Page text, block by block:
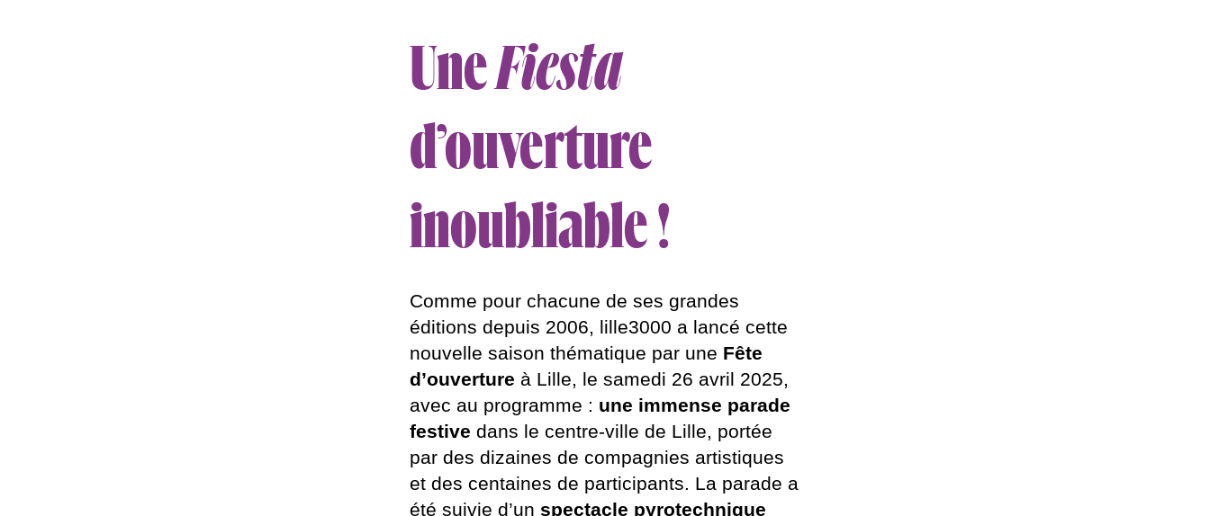
UneFiesta
d’ouverture
inoubliable !
Comme pour chacune de ses grandes
éditions depuis 2006, lille3000 a lancé cette
nouvelle saison thématique par une Fête
d’ouverture à Lille, le samedi 26 avril 2025,
avec au programme : une immense parade
festive dans le centre-ville de Lille, portée
par des dizaines de compagnies artistiques
et des centaines de participants. La parade a
été suivie d’un spectacle pyrotechnique